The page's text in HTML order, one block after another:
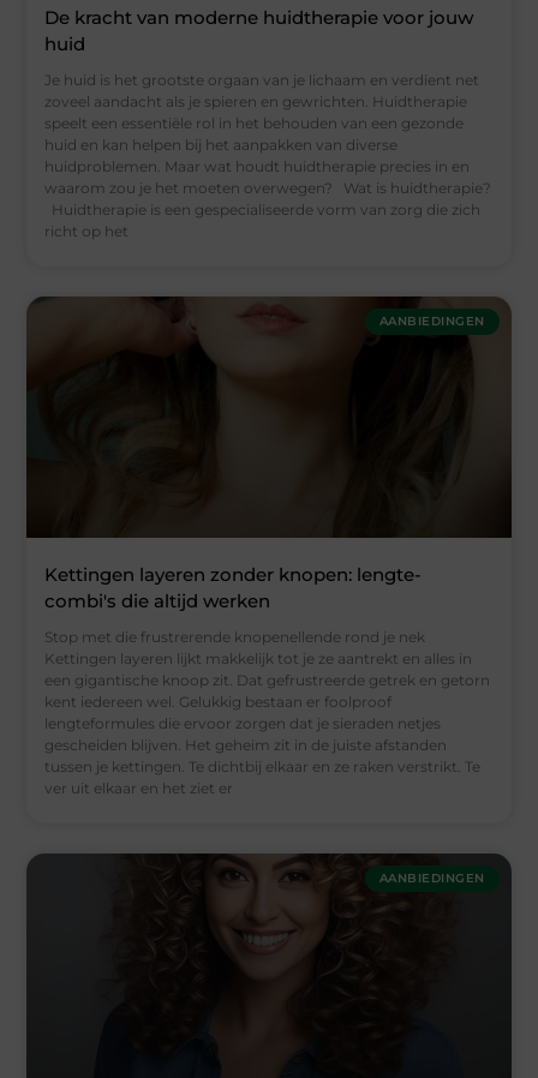
De kracht van moderne huidtherapie voor jouw
huid
Je huid is het grootste orgaan van je lichaam en verdient net
zoveel aandacht als je spieren en gewrichten. Huidtherapie
speelt een essentiële rol in het behouden van een gezonde
huid en kan helpen bij het aanpakken van diverse
huidproblemen. Maar wat houdt huidtherapie precies in en
waarom zou je het moeten overwegen? Wat is huidtherapie?
Huidtherapie is een gespecialiseerde vorm van zorg die zich
richt op het
AANBIEDINGEN
Kettingen layeren zonder knopen: lengte-
combi's die altijd werken
Stop met die frustrerende knopenellende rond je nek
Kettingen layeren lijkt makkelijk tot je ze aantrekt en alles in
een gigantische knoop zit. Dat gefrustreerde getrek en getorn
kent iedereen wel. Gelukkig bestaan er foolproof
lengteformules die ervoor zorgen dat je sieraden netjes
gescheiden blijven. Het geheim zit in de juiste afstanden
tussen je kettingen. Te dichtbij elkaar en ze raken verstrikt. Te
ver uit elkaar en het ziet er
AANBIEDINGEN